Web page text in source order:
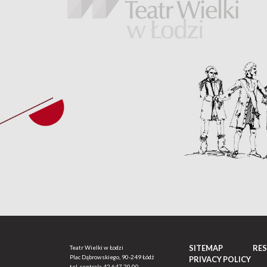
Teatr Wielki w Łodzi
Plac Dąbrowskiego, 90-249 Łódź
SITEMAP
PRIVACY POLICY